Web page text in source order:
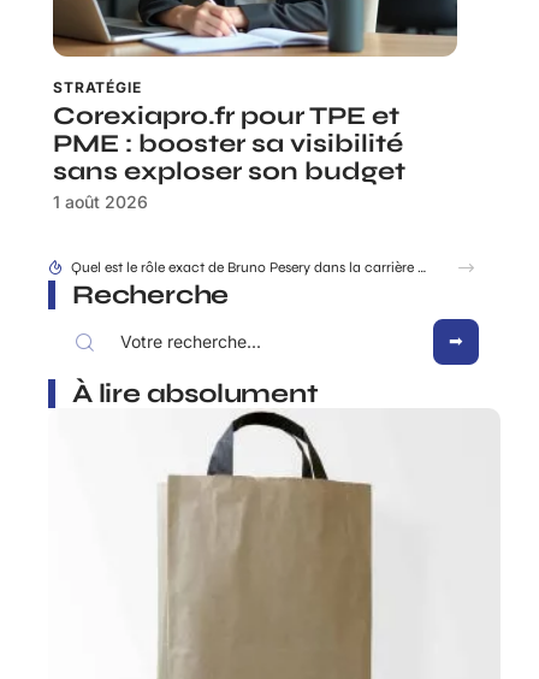
STRATÉGIE
Corexiapro.fr pour TPE et
PME : booster sa visibilité
sans exploser son budget
1 août 2026
Recherche
À lire absolument